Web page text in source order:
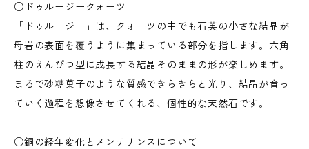
○ドゥルージークォーツ
「ドゥルージー」は、クォーツの中でも石英の小さな結晶が
母岩の表面を覆うように集まっている部分を指します。六角
柱のえんぴつ型に成長する結晶そのままの形が楽しめます。
まるで砂糖菓子のような質感できらきらと光り、結晶が育っ
ていく過程を想像させてくれる、個性的な天然石です。
○銅の経年変化とメンテナンスについて